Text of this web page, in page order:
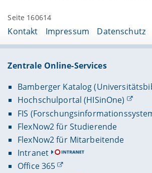
Seite 160614
Kontakt Impressum Datenschutz
Zentrale Online-Services
Bamberger Katalog
Hochschulportal (HISinOne)
FIS
FlexNow2 für Studierende
FlexNow2 für Mitarbeitende
Intranet
Office 365